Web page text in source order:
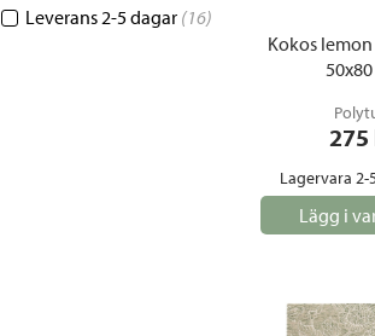
Leverans 2-5 dagar (16)
Kokos
275
Lagervara
Lägg i